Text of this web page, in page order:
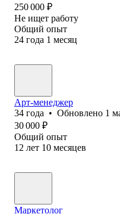
250 000 ₽
Не ищет работу
Общий опыт
24 года 1 месяц
Арт-менеджер
34 года • Обновлено 1
30 000 ₽
Общий опыт
12 лет 10 месяцев
Маркетолог